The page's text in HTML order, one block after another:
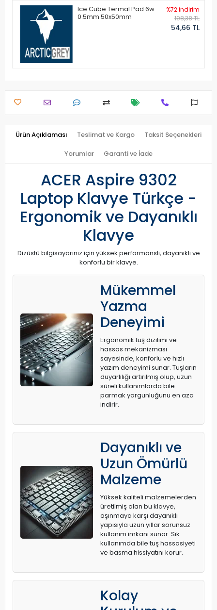
Ice Cube Termal Pad 6w
0.5mm 50x50mm
%72 indirim
198,38 TL
54,66 TL
Ürün Açıklaması Teslimat ve Kargo Taksit Seçenekleri
Yorumlar Garanti ve İade
ACER Aspire 9302
Laptop Klavye Türkçe -
Ergonomik ve Dayanıklı
Klavye
Dizüstü bilgisayarınız için yüksek performanslı, dayanıklı ve
konforlu bir klavye.
Mükemmel
Yazma
Deneyimi
Ergonomik tuş dizilimi ve
hassas mekanizması
sayesinde, konforlu ve hızlı
yazım deneyimi sunar. Tuşların
duyarlılığı artırılmış olup, uzun
süreli kullanımlarda bile
parmak yorgunluğunu en aza
indirir.
Dayanıklı ve
Uzun Ömürlü
Malzeme
Yüksek kaliteli malzemelerden
üretilmiş olan bu klavye,
aşınmaya karşı dayanıklı
yapısıyla uzun yıllar sorunsuz
kullanım imkanı sunar. Sık
kullanımda bile tuş hassasiyeti
ve basma hissiyatını korur.
Kolay